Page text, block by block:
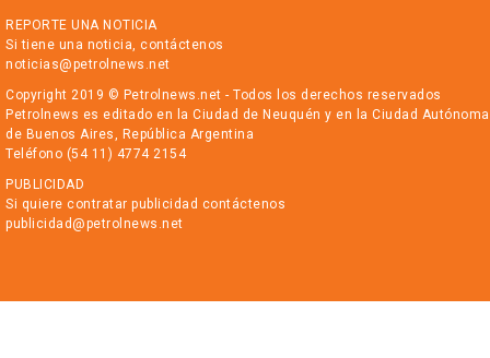
REPORTE UNA NOTICIA
Si tiene una noticia, contáctenos
noticias@petrolnews.net
Copyright 2019 © Petrolnews.net - Todos los derechos reservados
Petrolnews es editado en la Ciudad de Neuquén y en la Ciudad Autónoma
de Buenos Aires, República Argentina
Teléfono (54 11) 4774 2154
PUBLICIDAD
Si quiere contratar publicidad contáctenos
publicidad@petrolnews.net